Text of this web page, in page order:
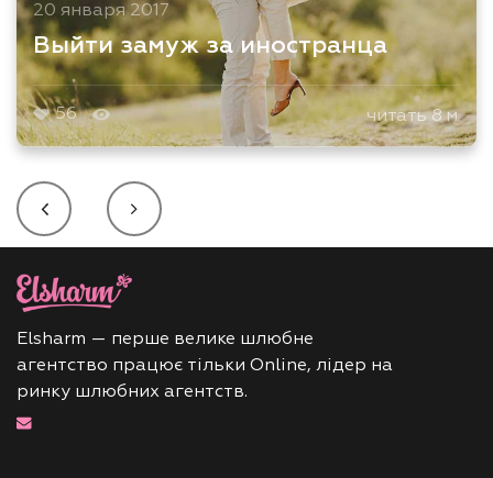
20 января 2017
Выйти замуж за иностранца
56 читать 8 м.
Elsharm — перше велике шлюбне
агентство працює тільки Online, лідер на
ринку шлюбних агентств.